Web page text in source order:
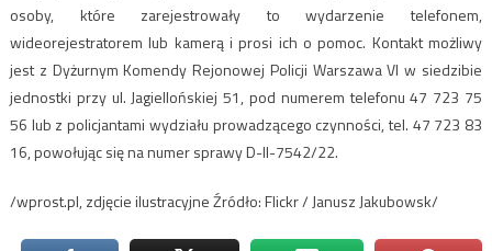
osoby, które zarejestrowały to wydarzenie telefonem,
wideorejestratorem lub kamerą i prosi ich o pomoc. Kontakt możliwy
jest z Dyżurnym Komendy Rejonowej Policji Warszawa VI w siedzibie
jednostki przy ul. Jagiellońskiej 51, pod numerem telefonu 47 723 75
56 lub z policjantami wydziału prowadzącego czynności, tel. 47 723 83
16, powołując się na numer sprawy D-II-7542/22.
/wprost.pl, zdjęcie ilustracyjne Źródło: Flickr / Janusz Jakubowsk/